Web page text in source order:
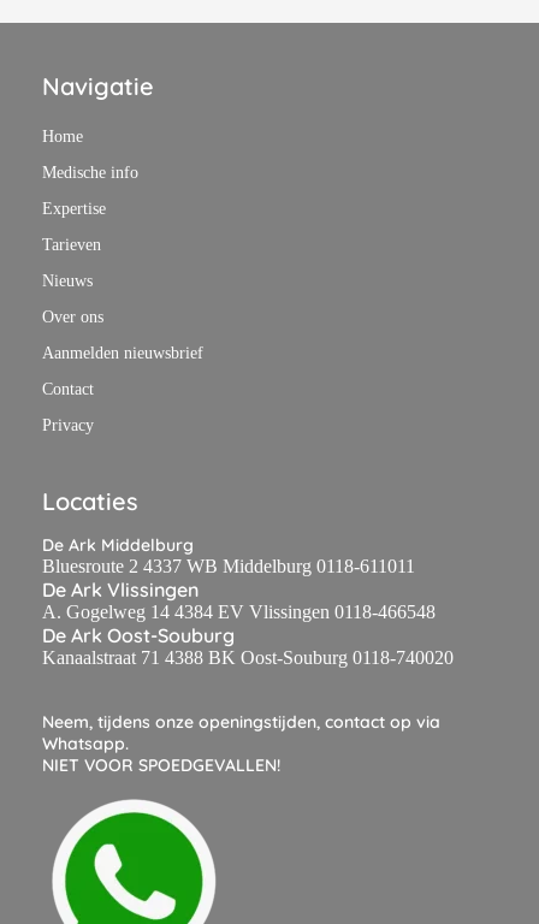
Navigatie
Home
Medische info
Expertise
Tarieven
Nieuws
Over ons
Aanmelden nieuwsbrief
Contact
Privacy
Locaties
De Ark Middelburg
Bluesroute 2 4337 WB Middelburg 0118-611011
De Ark Vlissingen
A. Gogelweg 14 4384 EV Vlissingen 0118-466548
De Ark Oost-Souburg
Kanaalstraat 71 4388 BK Oost-Souburg 0118-740020
Neem, tijdens onze openingstijden, contact op via
Whatsapp.
NIET VOOR SPOEDGEVALLEN!